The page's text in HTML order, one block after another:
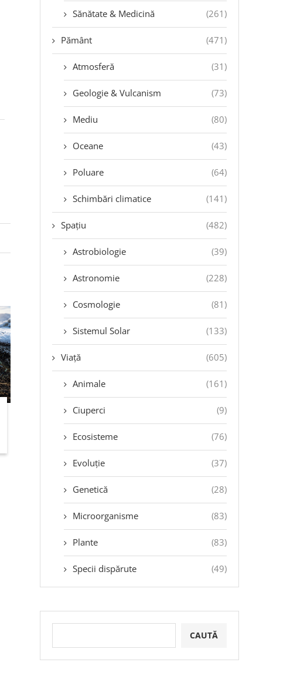
Sănătate & Medicină (261)
Pământ (471)
Atmosferă (31)
Geologie & Vulcanism (73)
Mediu (80)
Oceane (43)
Poluare (64)
Schimbări climatice (141)
Spațiu (482)
Astrobiologie (39)
Astronomie (228)
Cosmologie (81)
Sistemul Solar (133)
Viață (605)
Animale (161)
Ciuperci (9)
Ecosisteme (76)
Evoluție (37)
Genetică (28)
Microorganisme (83)
Plante (83)
Specii dispărute (49)
CAUTĂ